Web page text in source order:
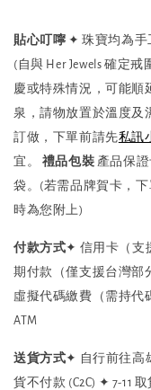
貼心叮嚀 ✦ 珠寶均為手
(自與 Her Jewels 確定
慶或特殊情況，可能順
泉，請物放置於溫度及
訂做，下單前請先私訊
宜。
禮品包裝 產品保
袋。(若需品牌賀卡，
時為您附上)
付款方式✦ 信用卡（支
期付款（僅支援台灣部
虛擬代碼繳費（需持代
ATM
送貨方式✦ 自行前往高
貨不付款 (C2C) ✦ 7-11 取